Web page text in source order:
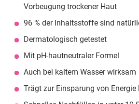
Vorbeugung trockener Haut
96 % der Inhaltsstoffe sind
Dermatologisch getestet
Mit pH-hautneutraler Formel
Auch bei kaltem Wasser wirksam
Trägt zur Einsparung von Energie